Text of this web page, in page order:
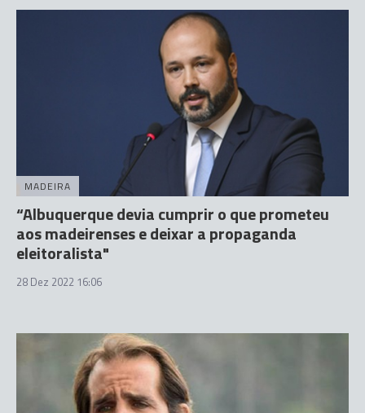
MADEIRA
“Albuquerque devia cumprir o que prometeu
aos madeirenses e deixar a propaganda
eleitoralista"
28 Dez 2022 16:06